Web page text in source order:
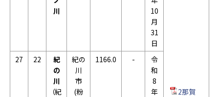
2那賀
川
10
月
31
日
27
22
紀
の
川
（紀
紀の
川
市
(粉
1166.0 -
令
和
8
年